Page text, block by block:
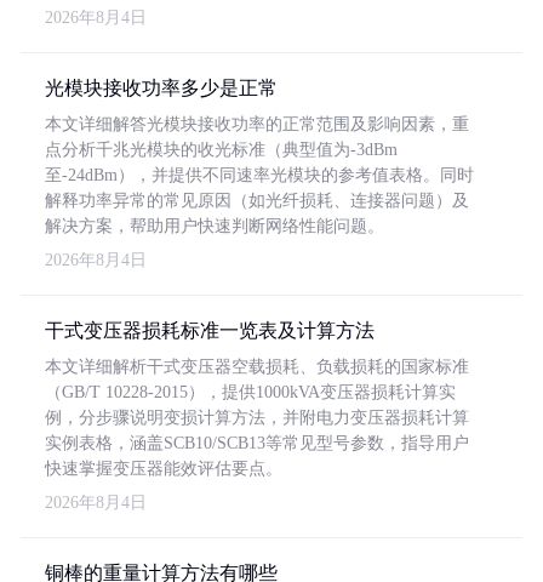
2026年8月4日
光模块接收功率多少是正常
本文详细解答光模块接收功率的正常范围及影响因素，重
点分析千兆光模块的收光标准（典型值为-3dBm
至-24dBm），并提供不同速率光模块的参考值表格。同时
解释功率异常的常见原因（如光纤损耗、连接器问题）及
解决方案，帮助用户快速判断网络性能问题。
2026年8月4日
干式变压器损耗标准一览表及计算方法
本文详细解析干式变压器空载损耗、负载损耗的国家标准
（GB/T 10228-2015），提供1000kVA变压器损耗计算实
例，分步骤说明变损计算方法，并附电力变压器损耗计算
实例表格，涵盖SCB10/SCB13等常见型号参数，指导用户
快速掌握变压器能效评估要点。
2026年8月4日
铜棒的重量计算方法有哪些